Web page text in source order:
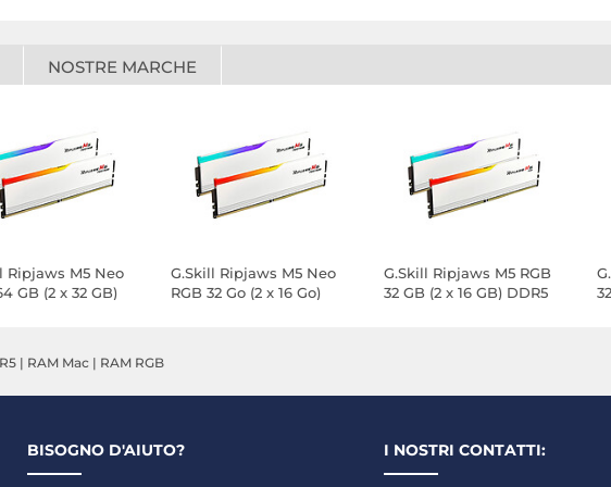
NOSTRE MARCHE
Ripjaws M5 Neo
GB (2 x 32 GB)
G.Skill Ripjaws M5 Neo
RGB 32 Go (2 x 16 Go)
G.Skill Ripjaws M5 RGB
32 GB (2 x 16 GB) DDR5
| RAM Mac | RAM RGB
BISOGNO D'AIUTO? I NOSTRI CONTATTI: